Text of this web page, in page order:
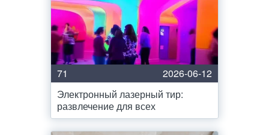
71
2026-06-12
Электронный лазерный тир:
развлечение для всех